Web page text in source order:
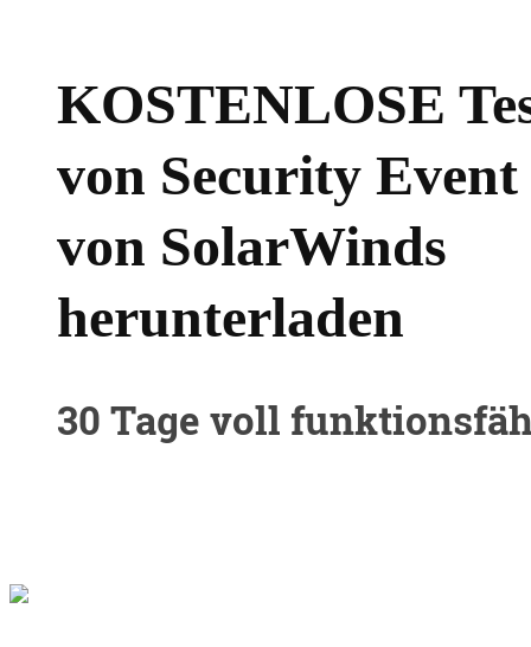
KOSTENLOSE
von Security
von SolarWinds
herunterladen
30 Tage voll